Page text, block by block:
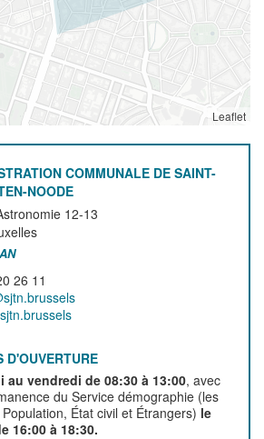
Leaflet
COMMUNALE DE SAINT-
NOODE
12-13
26 11
D'OUVERTURE
au vendredi de 08:30 à 13:00, avec
du Service démographie (les
État civil et Étrangers) le
16:00 à 18:30.